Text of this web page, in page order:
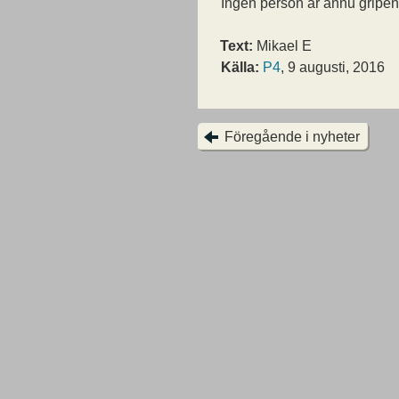
Ingen person är ännu
Text: Mikael E
Källa: P4, 9 augusti, 2016
Föregående i nyheter